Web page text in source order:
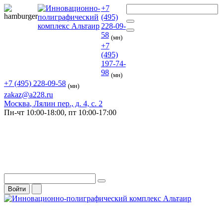
+7
(495)
228-09-
58 (мн)
+7
(495)
197-74-
98 (мн)
+7 (495) 228-09-58 (мн)
zakaz@a228.ru
Москва, Лялин пер., д. 4, с. 2
Пн-чт 10:00-18:00, пт 10:00-17:00
Войти